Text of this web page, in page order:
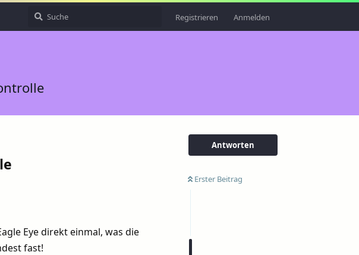
Registrieren Anmelden
Antworten
Erster Beitrag
Eye direkt einmal, was die
fast!